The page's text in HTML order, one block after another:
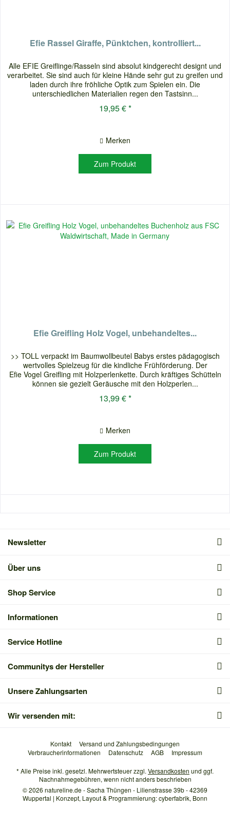
Efie Rassel Giraffe, Pünktchen, kontrolliert...
Alle EFIE Greiflinge/Rasseln sind absolut kindgerecht designt und
verarbeitet. Sie sind auch für kleine Hände sehr gut zu greifen und
laden durch ihre fröhliche Optik zum Spielen ein. Die
unterschiedlichen Materialien regen den Tastsinn...
19,95 € *
Merken
Zum Produkt
Efie Greifling Holz Vogel, unbehandeltes...
>> TOLL verpackt im Baumwollbeutel Babys erstes pädagogisch
wertvolles Spielzeug für die kindliche Frühförderung. Der
Efie Vogel Greifling mit Holzperlenkette. Durch kräftiges Schütteln
können sie gezielt Geräusche mit den Holzperlen...
13,99 € *
Merken
Zum Produkt
Newsletter
Über uns
Shop Service
Informationen
Service Hotline
Communitys der Hersteller
Unsere Zahlungsarten
Wir versenden mit:
Kontakt
Versand und Zahlungsbedingungen
Verbraucherinformationen
Datenschutz AGB Impressum
* Alle Preise inkl. gesetzl. Mehrwertsteuer zzgl. Versandkosten und ggf.
Nachnahmegebühren, wenn nicht anders beschrieben
© 2026 natureline.de - Sacha Thüngen - Lilienstrasse 39b - 42369
Wuppertal | Konzept, Layout & Programmierung: cyberfabrik, Bonn